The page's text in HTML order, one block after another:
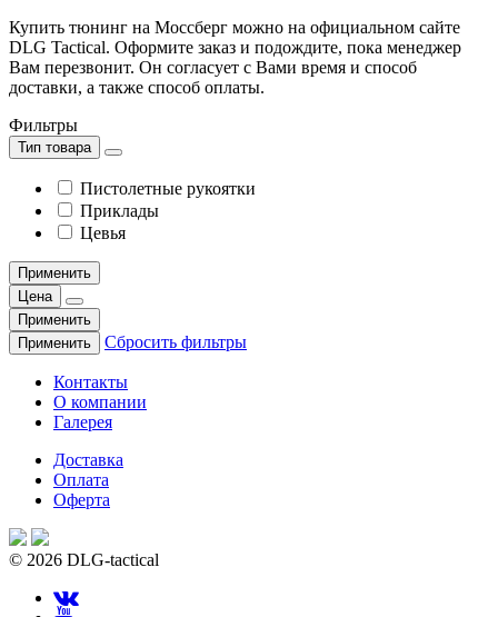
Купить тюнинг на Моссберг можно на официальном сайте
DLG Tactical. Оформите заказ и подождите, пока менеджер
Вам перезвонит. Он согласует с Вами время и способ
доставки, а также способ оплаты.
Фильтры
Тип товара
Пистолетные рукоятки
Приклады
Цевья
Применить
Цена
Применить
Применить
Сбросить фильтры
Контакты
О компании
Галерея
Доставка
Оплата
Оферта
© 2026 DLG-tactical